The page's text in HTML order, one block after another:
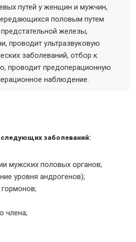
путей у женщин и мужчин,
половым путем
железы,
проводит ультразвуковую
заболеваний, отбор к
проводит предоперационную
наблюдение.
заболеваний:
мужских половых органов;
уровня андрогенов);
члена;